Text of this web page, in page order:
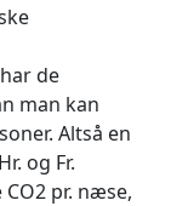
de
man kan
Altså en
og Fr.
pr. næse,